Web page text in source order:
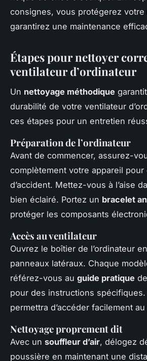
consignes, vous protégerez votre
garantirez une maintenance
Étapes pour nettoyer
ventilateur d’ordinateur
Un nettoyage méthodique
durabilité de votre ventilateur
ces étapes pour un entretien
Préparation de l’ordinateur
Avant de commencer, assurez-
complètement votre appareil
d’accident. Mettez-vous à l’aise
bien éclairé. Portez un bracelet
protéger les composants
Accès au ventilateur
Ouvrez le boîtier de l’ordinateur
panneaux latéraux. Chaque
référez-vous au guide pratique
pour des instructions spécifiques.
permettra d’accéder facilement
Nettoyage proprement dit
Avec un souffleur d’air, délogez
poussière en maintenant une